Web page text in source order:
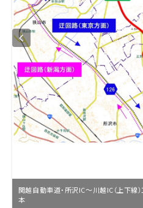
関越自動車道・所沢IC～川越IC（上下
本